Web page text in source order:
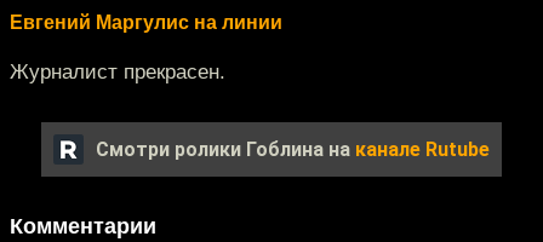
Евгений Маргулис на линии
Журналист прекрасен.
Смотри ролики Гоблина на канале Rutube
Комментарии